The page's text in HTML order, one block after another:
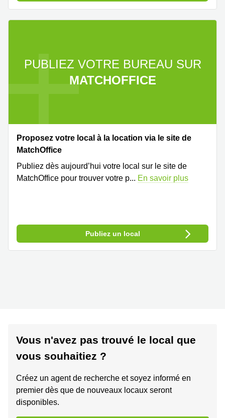
PUBLIEZ VOTRE BUREAU SUR
MATCHOFFICE
Proposez votre local à la location via le site de
MatchOffice
Publiez dès aujourd’hui votre local sur le site de
MatchOffice pour trouver votre p... En savoir plus
Publiez un local
Vous n'avez pas trouvé le local que
vous souhaitiez ?
Créez un agent de recherche et soyez informé en
premier dès que de nouveaux locaux seront
disponibles.